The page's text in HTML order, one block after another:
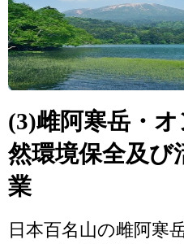
(3)雌阿寒岳・
然環境保全及び
業
日本百名山の雌阿寒